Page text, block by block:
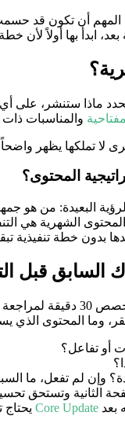
المهم أن تكون قد
ابدأ بها أولاً لأن
ماذا ستنشر، على
والمناسبات
تملكها يظهر واضحاً
المحتوى؟
البعيدة: من هو
الشهرية هي
بدون خطة تنفيذية
السابق قبل
أدوات مثل
وما المحتوى الذي
أو تفاعل؟
وإن لم تفعل، ما
وتستحق
بعد Core Update يحتاج